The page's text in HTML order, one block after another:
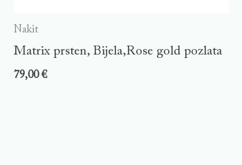
Nakit
Matrix prsten, Bijela,Rose gold pozlata
79,00€